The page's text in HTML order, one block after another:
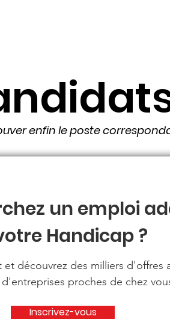
enfin le poste
un emploi
Handicap ?
découvrez des milliers d'offres
proches de chez
Inscrivez-vous